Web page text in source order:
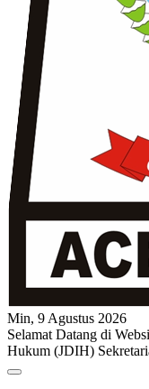
Min, 9 Agustus 2026
Selamat Datang di
Hukum (JDIH)